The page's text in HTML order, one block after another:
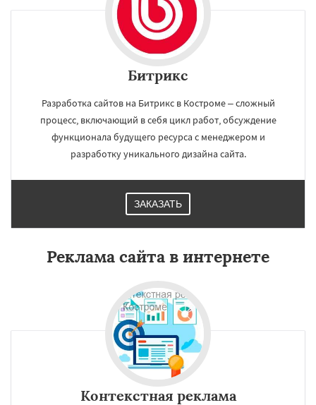
Битрикс
Разработка сайтов на Битрикс в Костроме – сложный
процесс, включающий в себя цикл работ, обсуждение
функционала будущего ресурса с менеджером и
разработку уникального дизайна сайта.
ЗАКАЗАТЬ
Реклама сайта в интернете
Контекстная реклама